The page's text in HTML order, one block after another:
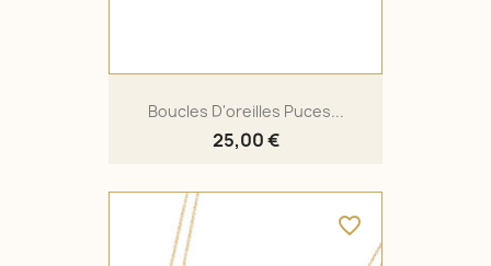
Boucles D'oreilles Puces...
25,00 €
favorite_border